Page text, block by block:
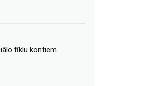
tīklu kontiem